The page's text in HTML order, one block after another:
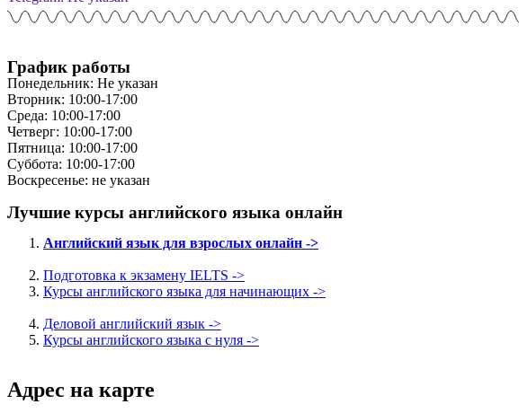
График работы
Понедельник: Не указан
Вторник: 10:00-17:00
Среда: 10:00-17:00
Четверг: 10:00-17:00
Пятница: 10:00-17:00
Суббота: 10:00-17:00
Воскресенье: не указан
Лучшие курсы английского языка онлайн
Английский язык для взрослых онлайн ->
Подготовка к экзамену IELTS ->
Курсы английского языка для начинающих ->
Деловой английский язык ->
Курсы английского языка с нуля ->
Адрес на карте